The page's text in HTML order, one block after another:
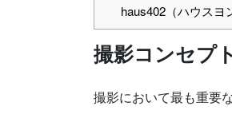
haus402（ハウスヨ
撮影コンセプ
撮影において最も重要